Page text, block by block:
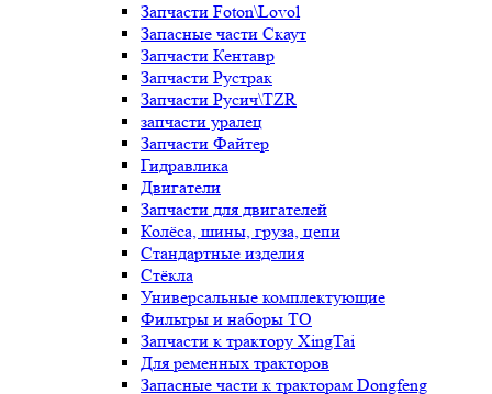
Запчасти Foton\Lovol
Запасные части Скаут
Запчасти Кентавр
Запчасти Рустрак
Запчасти Русич\TZR
запчасти уралец
Запчасти Файтер
Гидравлика
Двигатели
Запчасти для двигателей
Колёса, шины, груза, цепи
Стандартные изделия
Стёкла
Универсальные комплектующие
Фильтры и наборы ТО
Запчасти к трактору XingTai
Для ременных тракторов
Запасные части к тракторам Dongfeng